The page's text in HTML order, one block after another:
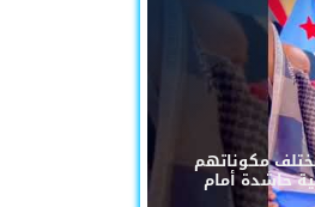
مكوناتهم
حاشدة أمام